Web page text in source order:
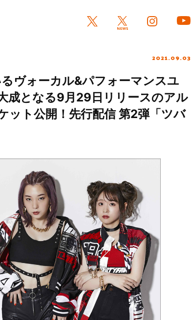
2021.09.03
ヴォーカル&パフォーマンスユ
成となる9月29日リリースのアル
ト公開！先行配信 第2弾「ツバ